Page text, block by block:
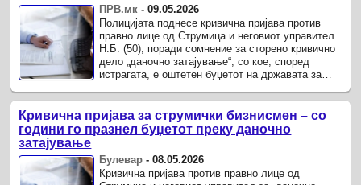
ПРВ.мк -09.05.2026
Полицијата поднесе кривична пријава против
правно лице од Струмица и неговиот управител
Н.Б. (50), поради сомнение за сторено кривично
дело „даночно затајување“, со кое, според
истрагата, е оштетен буџетот на државата за
Кривична пријава за струмички бизнисмен – со
години го празнел буџетот преку даночно
затајување
Булевар -08.05.2026
Кривична пријава против правно лице од